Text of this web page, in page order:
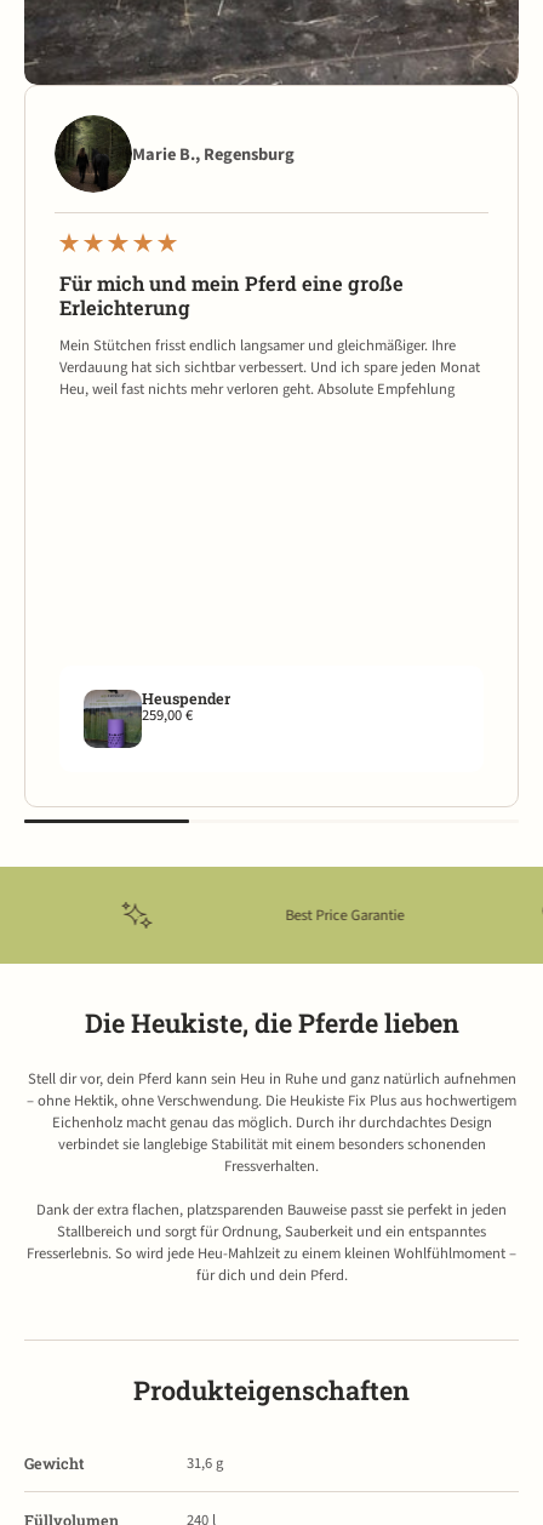
Marie B., Regensburg
Für mich und mein Pferd eine große
Erleichterung
Mein Stütchen frisst endlich langsamer und gleichmäßiger. Ihre
Verdauung hat sich sichtbar verbessert. Und ich spare jeden Monat
Heu, weil fast nichts mehr verloren geht. Absolute Empfehlung
Heuspender
259,00 €
Best Price Garantie
Die Heukiste, die Pferde lieben
Stell dir vor, dein Pferd kann sein Heu in Ruhe und ganz natürlich aufnehmen
– ohne Hektik, ohne Verschwendung. Die Heukiste Fix Plus aus hochwertigem
Eichenholz macht genau das möglich. Durch ihr durchdachtes Design
verbindet sie langlebige Stabilität mit einem besonders schonenden
Fressverhalten.
Dank der extra flachen, platzsparenden Bauweise passt sie perfekt in jeden
Stallbereich und sorgt für Ordnung, Sauberkeit und ein entspanntes
Fresserlebnis. So wird jede Heu-Mahlzeit zu einem kleinen Wohlfühlmoment –
für dich und dein Pferd.
Produkteigenschaften
Gewicht 31,6g
Füllvolumen